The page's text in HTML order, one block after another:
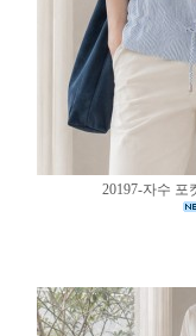
20197-자수 포